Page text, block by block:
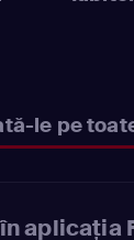
le pe
aplicația